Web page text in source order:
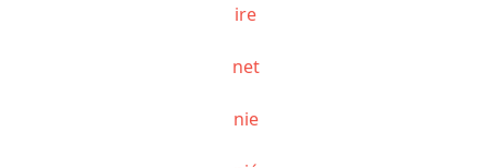
ire
net
nie